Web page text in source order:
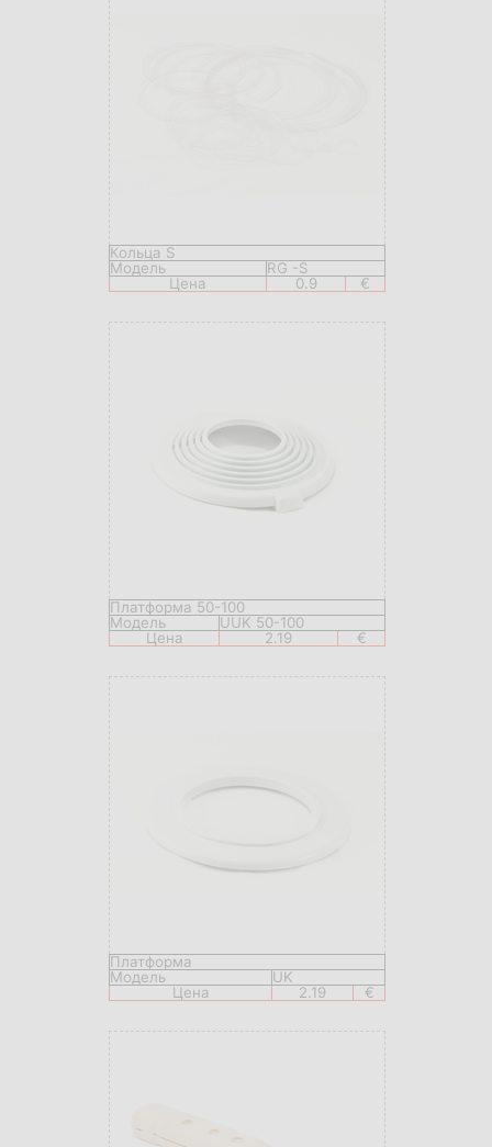
Кольца S
Модель
RG -S
Цена
0.9 €
Платформа 50-100
Модель
UUK 50-100
Цена
2.19 €
Платформа
Модель
UK
Цена
2.19 €